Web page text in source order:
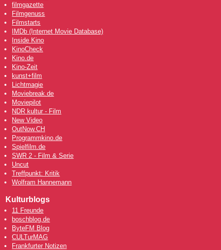
filmgazette
Filmgenuss
Filmstarts
IMDb (Internet Movie Database)
Inside Kino
KinoCheck
Kino.de
Kino-Zeit
kunst+film
Lichtmagie
Moviebreak.de
Moviepilot
NDR kultur - Film
New Video
OutNow.CH
Programmkino.de
Spielfilm.de
SWR 2 - Film & Serie
Uncut
Treffpunkt: Kritik
Wolfram Hannemann
Kulturblogs
11 Freunde
boschblog.de
ByteFM Blog
CULTurMAG
Frankfurter Notizen